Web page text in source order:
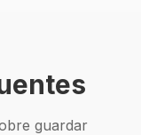
guardar